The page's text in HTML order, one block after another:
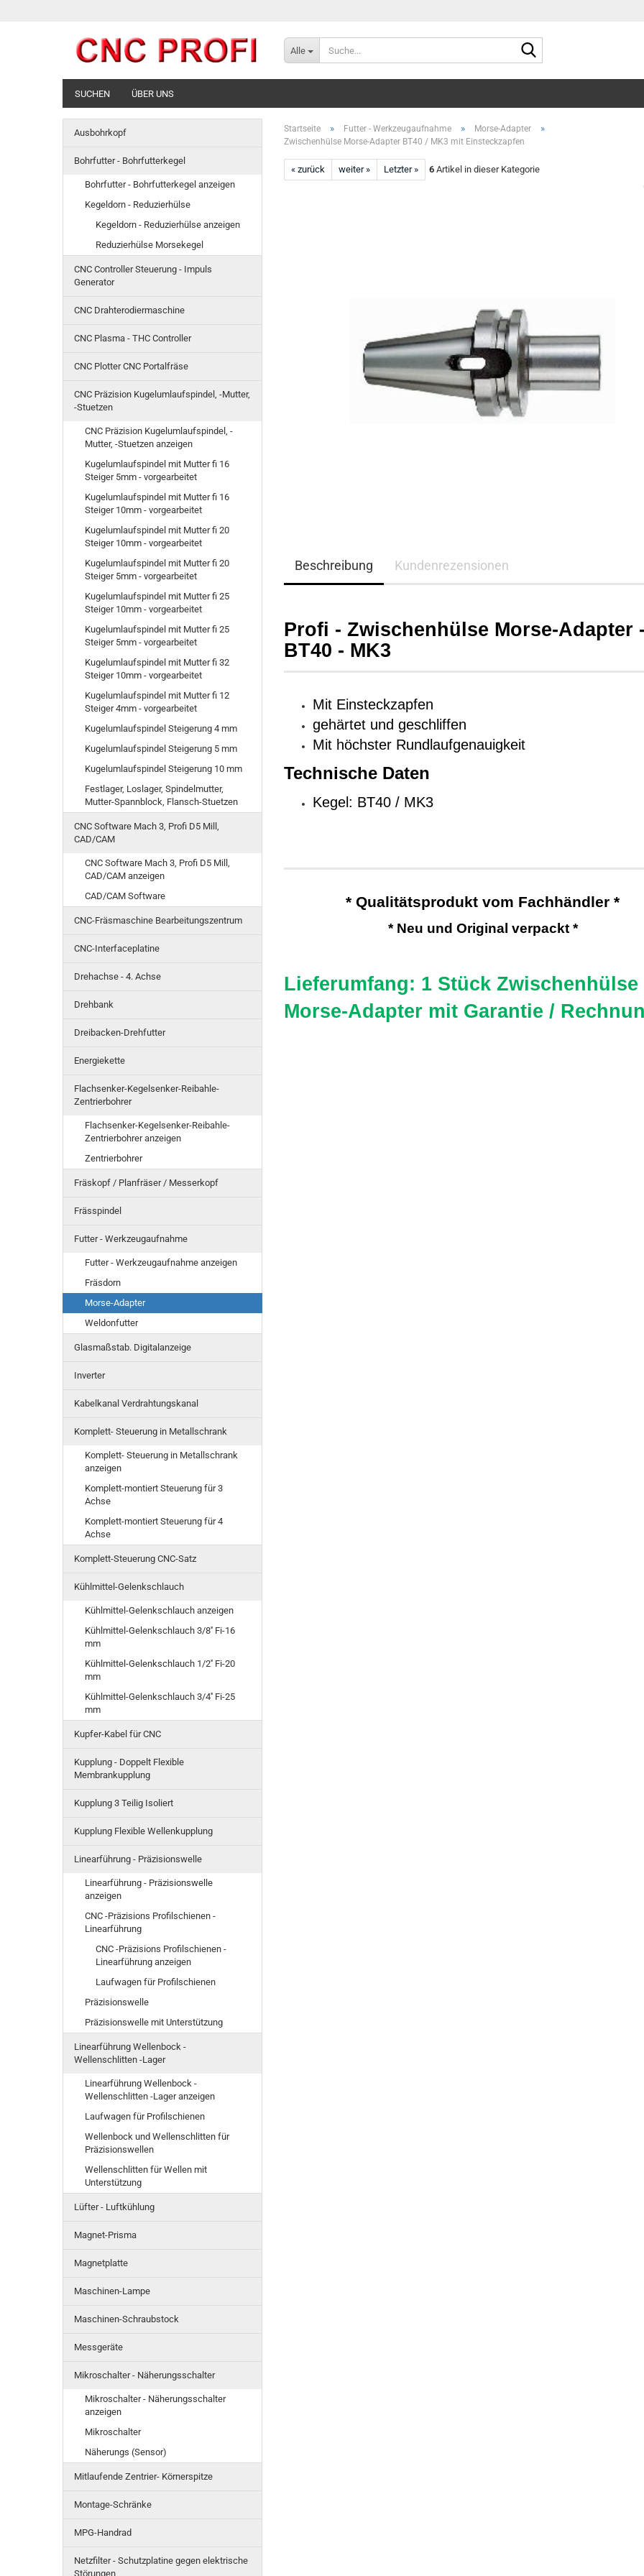
Alle
SUCHEN ÜBER UNS
Startseite » Futter - Werkzeugaufnahme » Morse-Adapter »
Zwischenhülse Morse-Adapter BT40 / MK3 mit Einsteckzapfen
« zurück weiter » Letzter » 6Artikel in dieser Kategorie
Beschreibung Kundenrezensionen
Profi - Zwischenhülse Morse-Adapter
BT40 - MK3
Mit Einsteckzapfen
gehärtet und geschliffen
Mit höchster Rundlaufgenauigkeit
Technische Daten
Kegel: BT40 / MK3
* Qualitätsprodukt vom Fachhändler *
* Neu und Original verpackt *
Lieferumfang: 1 Stück Zwischenhülse
Morse-Adapter mit Garantie /
Ausbohrkopf
Bohrfutter - Bohrfutterkegel
Bohrfutter - Bohrfutterkegel anzeigen
Kegeldorn - Reduzierhülse
Kegeldorn - Reduzierhülse anzeigen
Reduzierhülse Morsekegel
CNC Controller Steuerung - Impuls
Generator
CNC Drahterodiermaschine
CNC Plasma - THC Controller
CNC Plotter CNC Portalfräse
CNC Präzision Kugelumlaufspindel, -Mutter,
-Stuetzen
CNC Präzision Kugelumlaufspindel, -
Mutter, -Stuetzen anzeigen
Kugelumlaufspindel mit Mutter fi 16
Steiger 5mm - vorgearbeitet
Kugelumlaufspindel mit Mutter fi 16
Steiger 10mm - vorgearbeitet
Kugelumlaufspindel mit Mutter fi 20
Steiger 10mm - vorgearbeitet
Kugelumlaufspindel mit Mutter fi 20
Steiger 5mm - vorgearbeitet
Kugelumlaufspindel mit Mutter fi 25
Steiger 10mm - vorgearbeitet
Kugelumlaufspindel mit Mutter fi 25
Steiger 5mm - vorgearbeitet
Kugelumlaufspindel mit Mutter fi 32
Steiger 10mm - vorgearbeitet
Kugelumlaufspindel mit Mutter fi 12
Steiger 4mm - vorgearbeitet
Kugelumlaufspindel Steigerung 4 mm
Kugelumlaufspindel Steigerung 5 mm
Kugelumlaufspindel Steigerung 10 mm
Festlager, Loslager, Spindelmutter,
Mutter-Spannblock, Flansch-Stuetzen
CNC Software Mach 3, Profi D5 Mill,
CAD/CAM
CNC Software Mach 3, Profi D5 Mill,
CAD/CAM anzeigen
CAD/CAM Software
CNC-Fräsmaschine Bearbeitungszentrum
CNC-Interfaceplatine
Drehachse - 4. Achse
Drehbank
Dreibacken-Drehfutter
Energiekette
Flachsenker-Kegelsenker-Reibahle-
Zentrierbohrer
Flachsenker-Kegelsenker-Reibahle-
Zentrierbohrer anzeigen
Zentrierbohrer
Fräskopf / Planfräser / Messerkopf
Frässpindel
Futter - Werkzeugaufnahme
Futter - Werkzeugaufnahme anzeigen
Fräsdorn
Morse-Adapter
Weldonfutter
Glasmaßstab. Digitalanzeige
Inverter
Kabelkanal Verdrahtungskanal
Komplett- Steuerung in Metallschrank
Komplett- Steuerung in Metallschrank
anzeigen
Komplett-montiert Steuerung für 3
Achse
Komplett-montiert Steuerung für 4
Achse
Komplett-Steuerung CNC-Satz
Kühlmittel-Gelenkschlauch
Kühlmittel-Gelenkschlauch anzeigen
Kühlmittel-Gelenkschlauch 3/8'' Fi-16
mm
Kühlmittel-Gelenkschlauch 1/2'' Fi-20
mm
Kühlmittel-Gelenkschlauch 3/4'' Fi-25
mm
Kupfer-Kabel für CNC
Kupplung - Doppelt Flexible
Membrankupplung
Kupplung 3 Teilig Isoliert
Kupplung Flexible Wellenkupplung
Linearführung - Präzisionswelle
Linearführung - Präzisionswelle
anzeigen
CNC -Präzisions Profilschienen -
Linearführung
CNC -Präzisions Profilschienen -
Linearführung anzeigen
Laufwagen für Profilschienen
Präzisionswelle
Präzisionswelle mit Unterstützung
Linearführung Wellenbock -
Wellenschlitten -Lager
Linearführung Wellenbock -
Wellenschlitten -Lager anzeigen
Laufwagen für Profilschienen
Wellenbock und Wellenschlitten für
Präzisionswellen
Wellenschlitten für Wellen mit
Unterstützung
Lüfter - Luftkühlung
Magnet-Prisma
Magnetplatte
Maschinen-Lampe
Maschinen-Schraubstock
Messgeräte
Mikroschalter - Näherungsschalter
Mikroschalter - Näherungsschalter
anzeigen
Mikroschalter
Näherungs (Sensor)
Mitlaufende Zentrier- Körnerspitze
Montage-Schränke
MPG-Handrad
Netzfilter - Schutzplatine gegen elektrische
Störungen